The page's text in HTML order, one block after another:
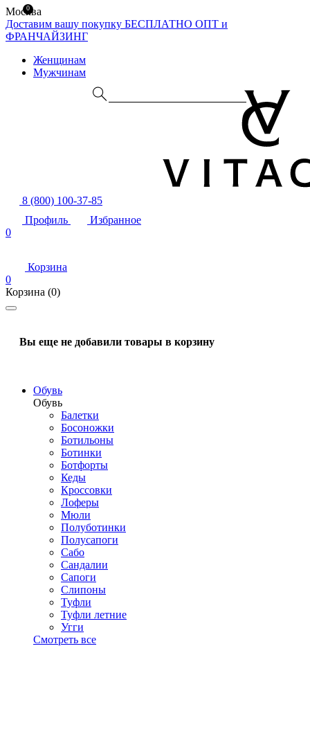
Москва
Доставим вашу покупку БЕСПЛАТНО ОПТ и
ФРАНЧАЙЗИНГ
Женщинам
Мужчинам
8 (800) 100-37-85
Профиль
Избранное
0
Корзина
0
Корзина (0)
Вы еще не добавили товары в корзину
Обувь
Обувь
Балетки
Босоножки
Ботильоны
Ботинки
Ботфорты
Кеды
Кроссовки
Лоферы
Мюли
Полуботинки
Полусапоги
Сабо
Сандалии
Сапоги
Слипоны
Туфли
Туфли летние
Угги
Смотреть все
0